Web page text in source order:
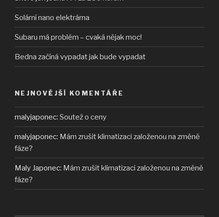
Solární nano elektrárna
Subaru má problém – cvaká nějak moc!
Bedna začíná vypadat jak bude vypadat
NEJNOVĚJŠÍ KOMENTÁŘE
malyjaponec: Soutež o ceny
malyjaponec: Mám zrušit klimatizaci založenou na změně
fáze?
Maly Japonec: Mám zrušit klimatizaci založenou na změně
fáze?